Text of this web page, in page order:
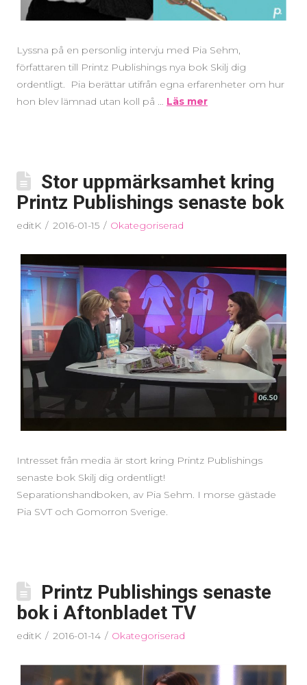
Lyssna på en personlig intervju med Pia Sehm,
författaren till Printz Publishings nya bok Skilj dig
ordentligt. Pia berättar utifrån egna erfarenheter om hur
hon blev lämnad utan koll på … Läs mer
Stor uppmärksamhet kring
Printz Publishings senaste bok
editK 2016-01-15 Okategoriserad
Intresset från media är stort kring Printz Publishings
senaste bok Skilj dig ordentligt!
Separationshandboken, av Pia Sehm. I morse gästade
Pia SVT och Gomorron Sverige.
Printz Publishings senaste
bok i Aftonbladet TV
editK 2016-01-14 Okategoriserad